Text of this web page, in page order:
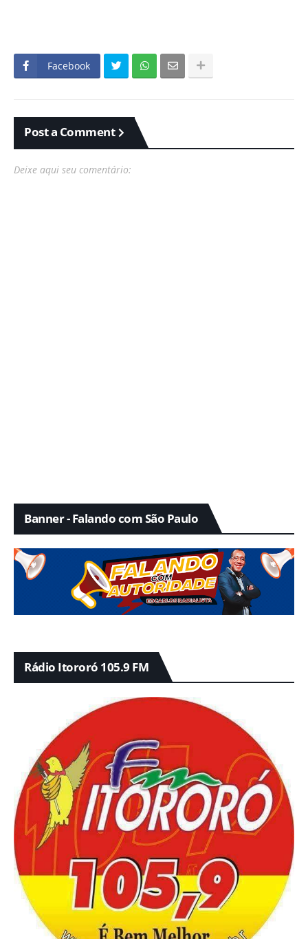
Facebook
Post a Comment
Deixe aqui seu comentário:
Banner - Falando com São Paulo
Rádio Itororó 105.9 FM